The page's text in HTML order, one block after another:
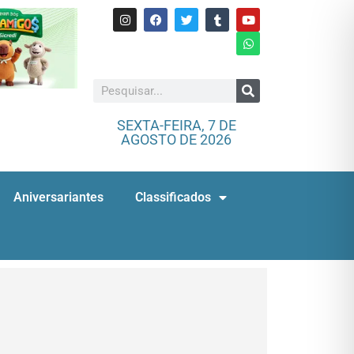
SEXTA-FEIRA, 7 DE
AGOSTO DE 2026
Aniversariantes Classificados